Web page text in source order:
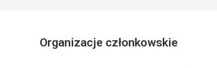
Organizacje członkowskie